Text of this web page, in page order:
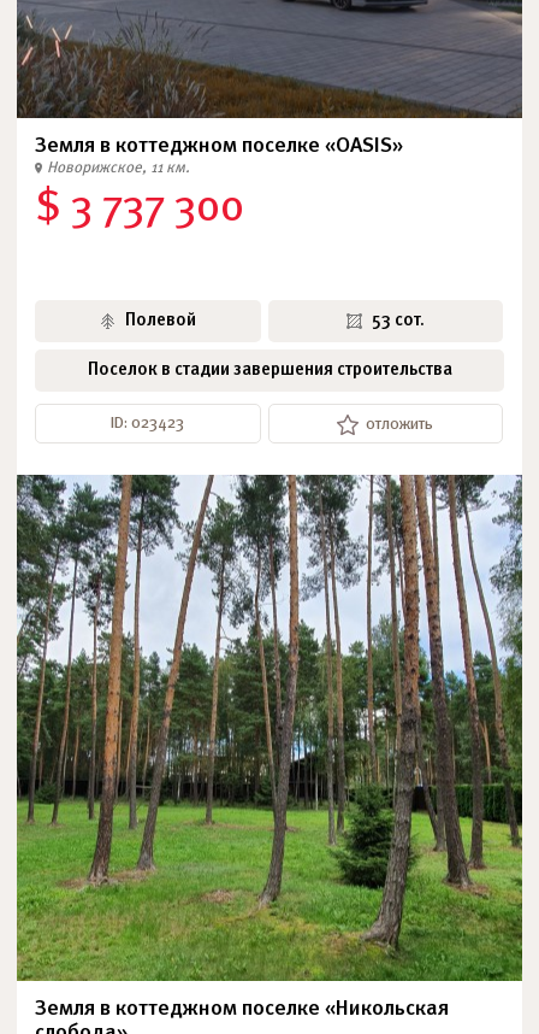
Земля в коттеджном поселке «OASIS»
Новорижское, 11 км.
$ 3 737 300
Полевой 53 сот.
Поселок в стадии завершения строительства
ID: 023423 отложить
Земля в коттеджном поселке «Никольская